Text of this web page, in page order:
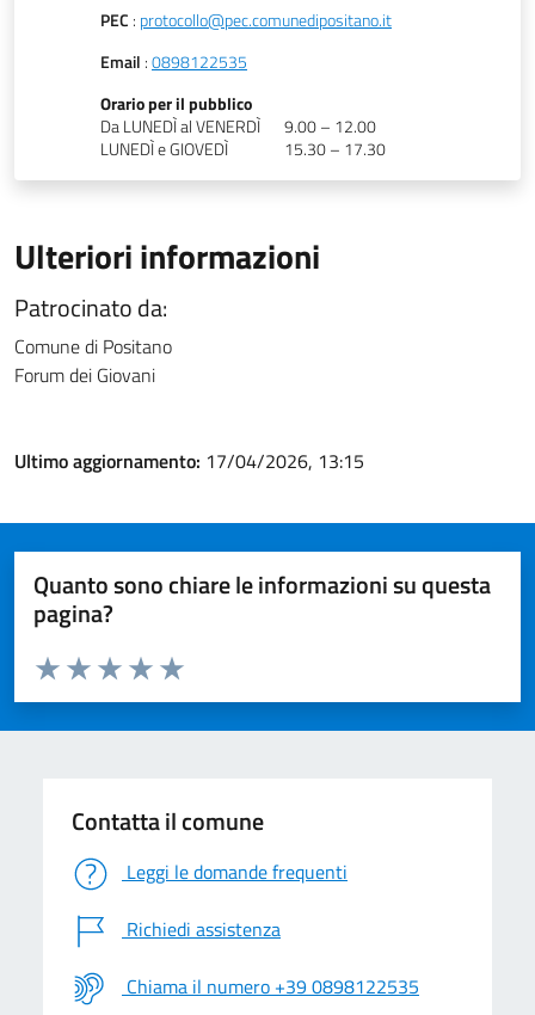
PEC : protocollo@pec.comunedipositano.it
Email :0898122535
Orario per il pubblico
Da LUNEDÌ al VENERDÌ
9.00 – 12.00
LUNEDÌ e GIOVEDÌ
15.30 – 17.30
Ulteriori informazioni
Patrocinato da:
Comune di Positano
Forum dei Giovani
Ultimo aggiornamento: 17/04/2026, 13:15
Quanto sono chiare le informazioni su questa
pagina?
Valuta da 1 a 5 stelle la pagina
Valuta 5 stelle su 5
Valuta 4 stelle su 5
Valuta 3 stelle su 5
Valuta 2 stelle su 5
Valuta 1 stelle su 5
Contatta il comune
Leggi le domande frequenti
Richiedi assistenza
Chiama il numero +39 0898122535